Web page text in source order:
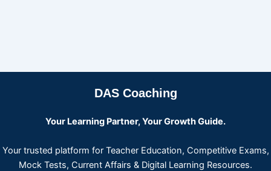
DAS Coaching
Your Learning Partner, Your Growth Guide.
Your trusted platform for Teacher Education, Competitive Exams,
Mock Tests, Current Affairs & Digital Learning Resources.